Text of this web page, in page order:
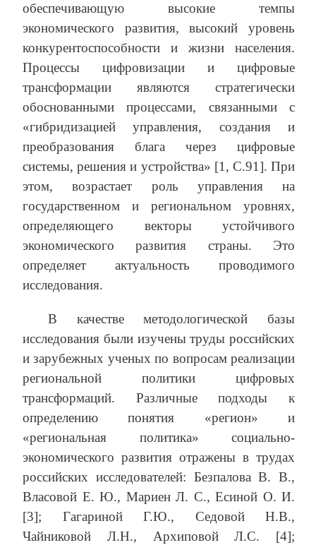
обеспечивающую высокие темпы
экономического развития, высокий уровень
конкурентоспособности и жизни населения.
Процессы цифровизации и цифровые
трансформации являются стратегически
обоснованными процессами, связанными с
«гибридизацией управления, создания и
преобразования блага через цифровые
системы, решения и устройства» [1, С.91]. При
этом, возрастает роль управления на
государственном и региональном уровнях,
определяющего векторы устойчивого
экономического развития страны. Это
определяет актуальность проводимого
исследования.
В качестве методологической базы
исследования были изучены труды российских
и зарубежных ученых по вопросам реализации
региональной политики цифровых
трансформаций. Различные подходы к
определению понятия «регион» и
«региональная политика» социально-
экономического развития отражены в трудах
российских исследователей: Безпалова В. В.,
Власовой Е. Ю., Мариен Л. С., Есиной О. И.
[3]; Гагариной Г.Ю., Седовой Н.В.,
Чайниковой Л.Н., Архиповой Л.С. [4];